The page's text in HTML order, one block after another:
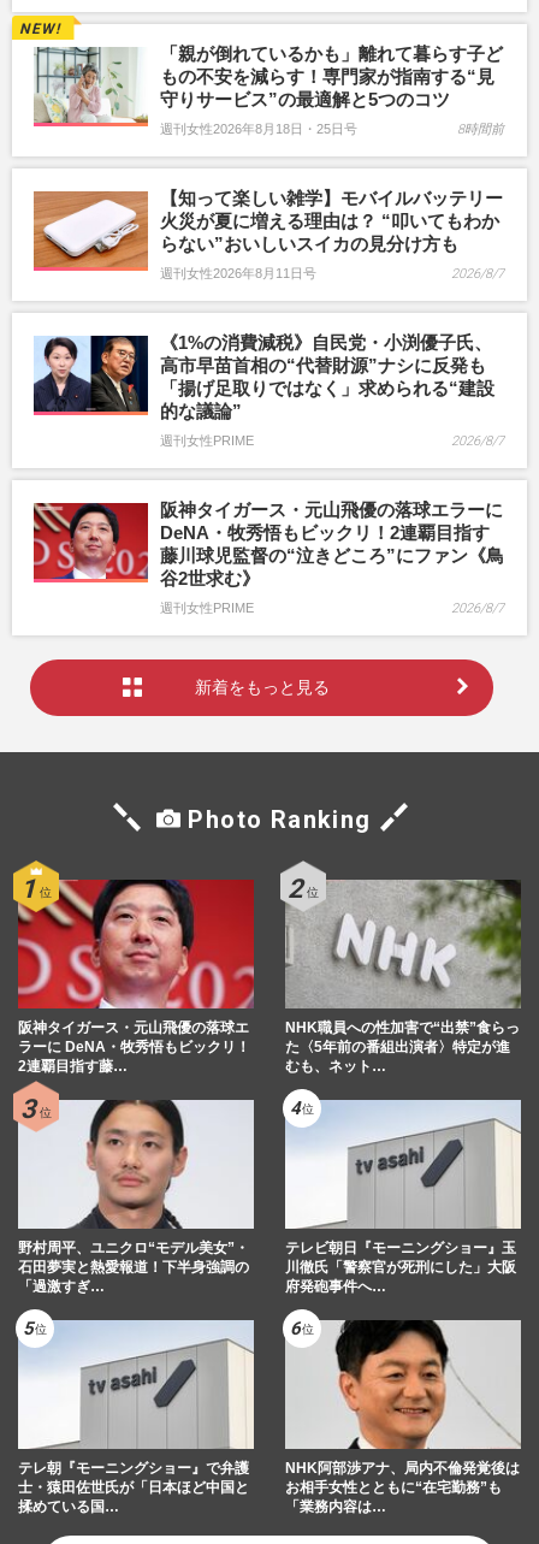
「親が倒れているかも」離れて暮らす子ど
もの不安を減らす！専門家が指南する“見
守りサービス”の最適解と5つのコツ
週刊女性2026年8月18日・25日号 8時間前
【知って楽しい雑学】モバイルバッテリー
火災が夏に増える理由は？ “叩いてもわか
らない”おいしいスイカの見分け方も
週刊女性2026年8月11日号 2026/8/7
《1%の消費減税》自民党・小渕優子氏、
高市早苗首相の“代替財源”ナシに反発も
「揚げ足取りではなく」求められる“建設
的な議論”
週刊女性PRIME 2026/8/7
阪神タイガース・元山飛優の落球エラーに
DeNA・牧秀悟もビックリ！2連覇目指す
藤川球児監督の“泣きどころ”にファン《鳥
谷2世求む》
週刊女性PRIME 2026/8/7
新着をもっと見る
Photo Ranking
阪神タイガース・元山飛優の落球エ
ラーに DeNA・牧秀悟もビックリ！
2連覇目指す藤…
NHK職員への性加害で“出禁”食らっ
た〈5年前の番組出演者〉特定が進
むも、ネット…
野村周平、ユニクロ“モデル美女”・
石田夢実と熱愛報道！下半身強調の
「過激すぎ…
テレビ朝日『モーニングショー』玉
川徹氏「警察官が死刑にした」大阪
府発砲事件へ…
テレ朝『モーニングショー』で弁護
士・猿田佐世氏が「日本ほど中国と
揉めている国…
NHK阿部渉アナ、局内不倫発覚後は
お相手女性とともに“在宅勤務”も
「業務内容は…